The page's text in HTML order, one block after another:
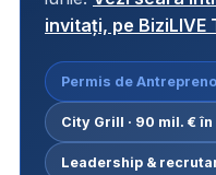
invitați, pe BiziLIVE
Permis de
City Grill · 90 mil. €
Leadership &